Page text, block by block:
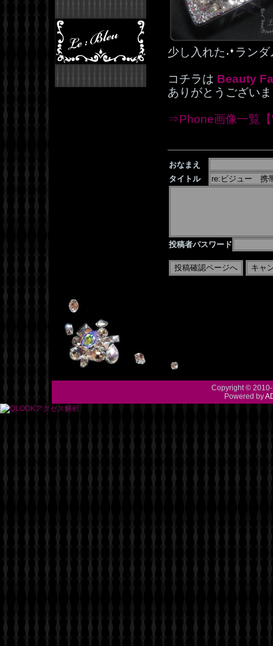
少し入れた ランダ
コチラは Beauty
ありがとうござい
⇒Phone画像一覧
おなまえ
タイトル
投稿者パスワード
Copyright ©
Powered by